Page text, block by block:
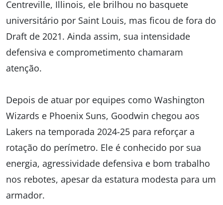
Centreville, Illinois, ele brilhou no basquete
universitário por Saint Louis, mas ficou de fora do
Draft de 2021. Ainda assim, sua intensidade
defensiva e comprometimento chamaram
atenção.
Depois de atuar por equipes como Washington
Wizards e Phoenix Suns, Goodwin chegou aos
Lakers na temporada 2024-25 para reforçar a
rotação do perímetro. Ele é conhecido por sua
energia, agressividade defensiva e bom trabalho
nos rebotes, apesar da estatura modesta para um
armador.